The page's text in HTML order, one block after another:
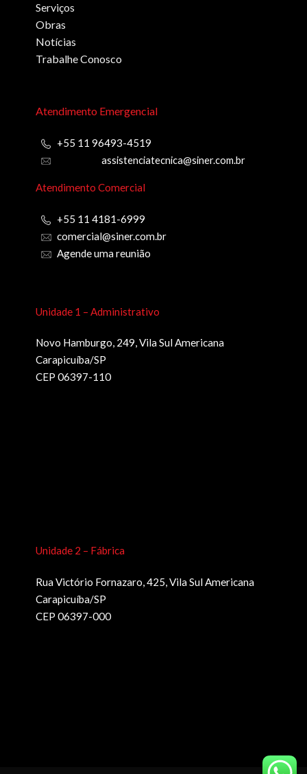
Serviços
Obras
Notícias
Trabalhe Conosco
Atendimento Emergencial
+55 11 96493-4519
assistenciatecnica@siner.com.br
Atendimento Comercial
+55 11 4181-6999
comercial@siner.com.br
Agende uma reunião
Unidade 1 – Administrativo
Novo Hamburgo, 249, Vila Sul Americana
Carapicuíba/SP
CEP 06397-110
Unidade 2 – Fábrica
Rua Victório Fornazaro, 425, Vila Sul Americana
Carapicuíba/SP
CEP 06397-000